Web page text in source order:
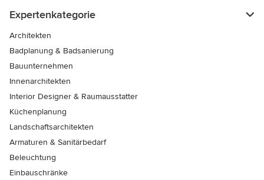
Expertenkategorie
Architekten
Badplanung & Badsanierung
Bauunternehmen
Innenarchitekten
Interior Designer & Raumausstatter
Küchenplanung
Landschaftsarchitekten
Armaturen & Sanitärbedarf
Beleuchtung
Einbauschränke